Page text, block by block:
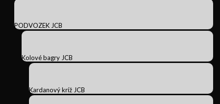
PODVOZEK JCB
Kolové bagry JCB
Kardanový kríž JCB